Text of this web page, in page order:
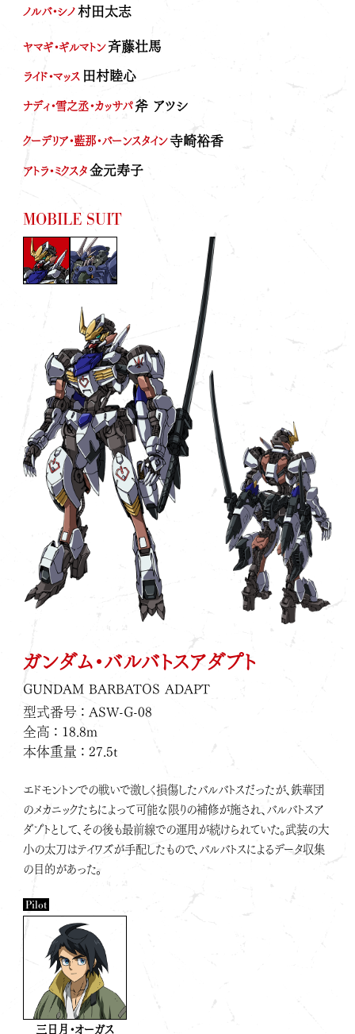
INTRODUCTION
PROJECT
NEWS
MOVIE
ABOUT SERIES
ON AIR
GALLERY
RADIO
EVENT
OFFICIAL
O
F
F
I
C
I
A
L
X
O
F
F
I
C
I
A
L
ノルバ・シノ 村田太志
ヤマギ・ギルマトン 斉藤壮馬
ライド・マッス 田村睦心
ナディ・雪之丞・カッサパ 斧 アツシ
クーデリア・藍那・バーンスタイン 寺崎裕香
アトラ・ミクスタ 金元寿子
MOBILE SUIT
ガンダム・バルバトスアダプト
GUNDAM BARBATOS ADAPT
型式番号
ASW-G-08
全高
18.8m
本体重量
27.5t
エドモントンでの戦いで激しく損傷したバルバトスだったが、鉄華団
のメカニックたちによって可能な限りの補修が施され、バルバトスア
ダプトとして、その後も最前線での運用が続けられていた。武装の大
小の太刀はテイワズが手配したもので、バルバトスによるデータ収集
の目的があった。
Pilot
三日月・オーガス